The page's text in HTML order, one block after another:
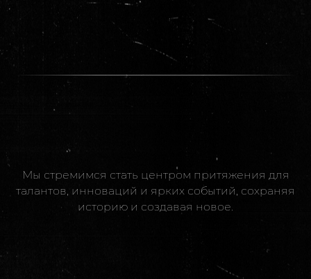
Мы стремимся стать центром притяжения для
талантов, инноваций и ярких событий, сохраняя
историю и создавая новое.